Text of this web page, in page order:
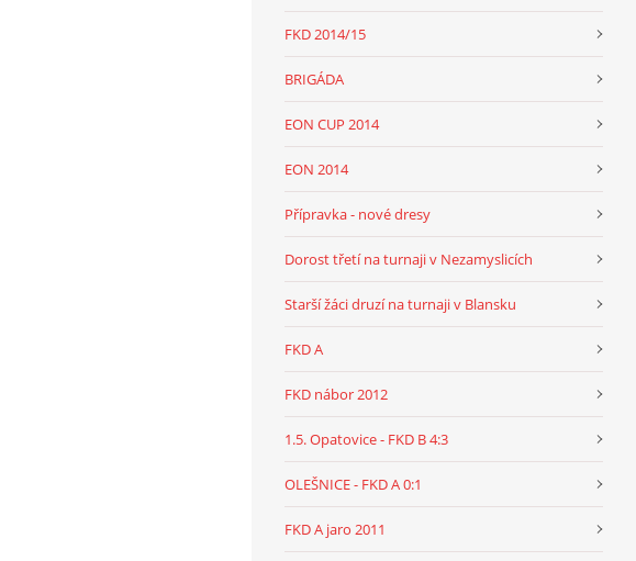
FKD 2014/15
BRIGÁDA
EON CUP 2014
EON 2014
Přípravka - nové dresy
Dorost třetí na turnaji v Nezamyslicích
Starší žáci druzí na turnaji v Blansku
FKD A
FKD nábor 2012
1.5. Opatovice - FKD B 4:3
OLEŠNICE - FKD A 0:1
FKD A jaro 2011